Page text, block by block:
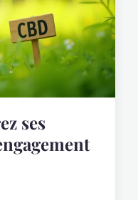
ses